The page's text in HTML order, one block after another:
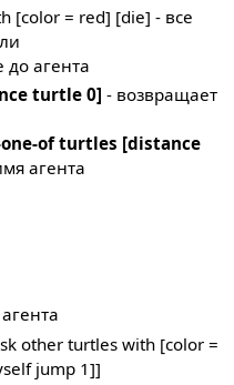
[color = red] [die] - все
до агента
turtle 0] - возвращает
of turtles [distance
агента
other turtles with [color =
jump 1]]